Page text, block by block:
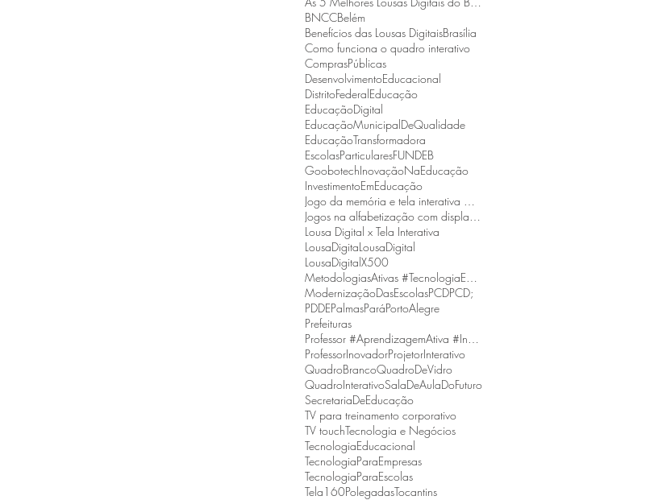
BNCCBelém
Benefícios das Lousas DigitaisBrasília
Como funciona o quadro interativo
ComprasPúblicas
DesenvolvimentoEducacional
DistritoFederalEducação
EducaçãoDigital
EducaçãoMunicipalDeQualidade
EducaçãoTransformadora
EscolasParticularesFUNDEB
GoobotechInovaçãoNaEducação
InvestimentoEmEducação
Lousa Digital x Tela Interativa
LousaDigitaLousaDigital
LousaDigitalX500
ModernizaçãoDasEscolasPCDPCD;
PDDEPalmasParáPortoAlegre
Prefeituras
ProfessorInovadorProjetorInterativo
QuadroBrancoQuadroDeVidro
QuadroInterativoSalaDeAulaDoFuturo
SecretariaDeEducação
TV para treinamento corporativo
TV touchTecnologia e Negócios
TecnologiaEducacional
TecnologiaParaEmpresas
TecnologiaParaEscolas
Tela160PolegadasTocantins